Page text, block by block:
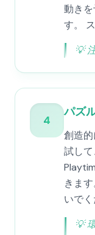
動き
す。
💡
4
パズ
創造
試し
きま
いでく
💡